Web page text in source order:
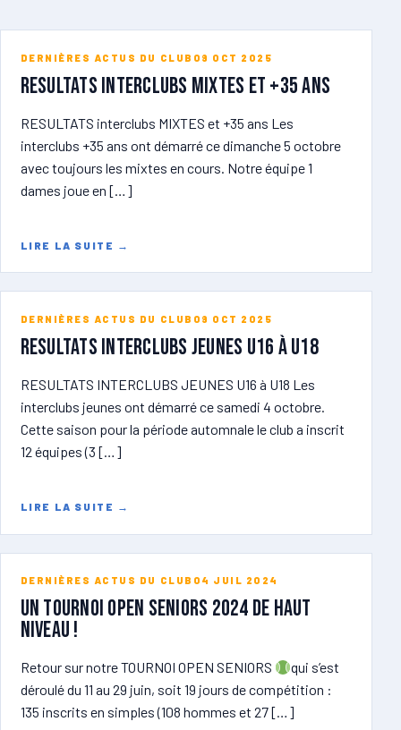
DERNIÈRES ACTUS DU CLUB 09 OCT 2025
RESULTATS Interclubs MIXTES et +35 ans
RESULTATS interclubs MIXTES et +35 ans Les
interclubs +35 ans ont démarré ce dimanche 5 octobre
avec toujours les mixtes en cours. Notre équipe 1
dames joue en […]
LIRE LA SUITE →
DERNIÈRES ACTUS DU CLUB 09 OCT 2025
RESULTATS INTERCLUBS JEUNES U16 à U18
RESULTATS INTERCLUBS JEUNES U16 à U18 Les
interclubs jeunes ont démarré ce samedi 4 octobre.
Cette saison pour la période automnale le club a inscrit
12 équipes (3 […]
LIRE LA SUITE →
DERNIÈRES ACTUS DU CLUB 04 JUIL 2024
Un tournoi open seniors 2024 de haut
niveau !
Retour sur notre TOURNOI OPEN SENIORS
qui s’est
déroulé du 11 au 29 juin, soit 19 jours de compétition :
135 inscrits en simples (108 hommes et 27 […]